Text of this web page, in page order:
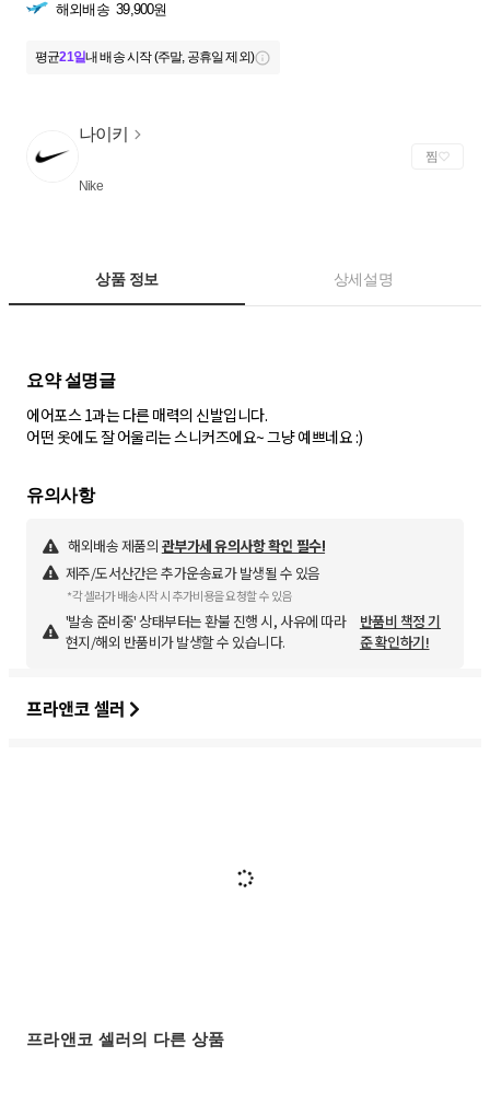
해외배송 39,900원
평균21일내 배송 시작 (주말, 공휴일 제외)
나이키
Nike
찜
상품 정보 상세설명
요약 설명글
에어포스 1과는 다른 매력의 신발입니다.
어떤 옷에도 잘 어울리는 스니커즈에요~ 그냥 예쁘네요 :)
유의사항
해외배송 제품의 관부가세 유의사항 확인 필수!
제주/도서산간은 추가운송료가 발생될 수 있음
*각 셀러가 배송시작 시 추가비용을 요청할 수 있음
'발송 준비중' 상태부터는 환불 진행 시, 사유에 따라
현지/해외 반품비가 발생할 수 있습니다.
반품비 책정 기
준 확인하기!
프라앤코 셀러
프라앤코 셀러의 다른 상품